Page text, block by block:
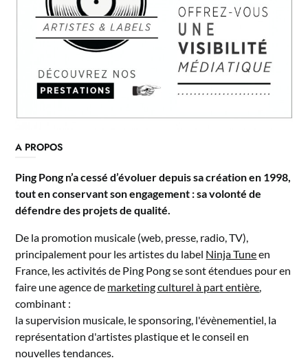
A PROPOS
Ping Pong n’a cessé d’évoluer depuis sa création en 1998,
tout en conservant son engagement : sa volonté de
défendre des projets de qualité.
De la promotion musicale (web, presse, radio, TV),
principalement pour les artistes du label Ninja Tuneen
France, les activités de Ping Pong se sont étendues pour en
faire une agence de marketing culturel à part entière
combinant :
la supervision musicale, le sponsoring, l'évènementiel, la
représentation d'artistes plastique et le conseil en
nouvelles tendances.